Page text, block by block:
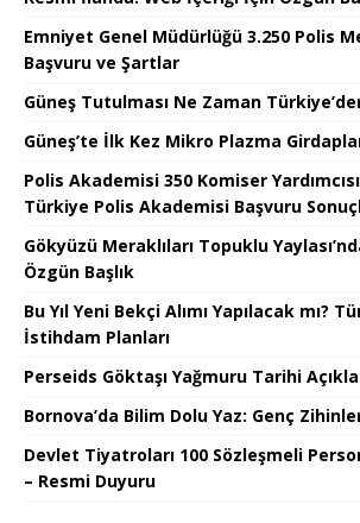
Emniyet Genel Müdürlüğü 3.250 Polis
Başvuru ve Şartlar
Güneş Tutulması Ne Zaman
Güneş’te İlk Kez Mikro Plazma
Polis Akademisi 350 Komiser
Türkiye Polis Akademisi Başvuru
Gökyüzü Meraklıları Topuklu
Özgün Başlık
Bu Yıl Yeni Bekçi Alımı Yapılacak mı?
İstihdam Planları
Perseids Göktaşı Yağmuru Tarihi
Bornova’da Bilim Dolu Yaz: Genç
Devlet Tiyatroları 100 Sözleşmeli
– Resmi Duyuru